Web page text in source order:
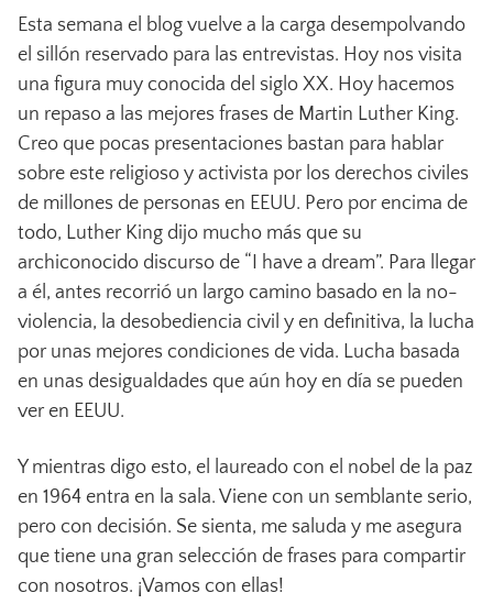
Esta semana el blog vuelve a la carga desempolvando
el sillón reservado para las entrevistas. Hoy nos visita
una figura muy conocida del siglo XX. Hoy hacemos
un repaso a las mejores frases de Martin Luther King.
Creo que pocas presentaciones bastan para hablar
sobre este religioso y activista por los derechos civiles
de millones de personas en EEUU. Pero por encima de
todo, Luther King dijo mucho más que su
archiconocido discurso de “I have a dream”. Para llegar
a él, antes recorrió un largo camino basado en la no-
violencia, la desobediencia civil y en definitiva, la lucha
por unas mejores condiciones de vida. Lucha basada
en unas desigualdades que aún hoy en día se pueden
ver en EEUU.
Y mientras digo esto, el laureado con el nobel de la paz
en 1964 entra en la sala. Viene con un semblante serio,
pero con decisión. Se sienta, me saluda y me asegura
que tiene una gran selección de frases para compartir
con nosotros. ¡Vamos con ellas!